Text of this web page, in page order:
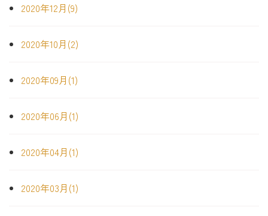
2020年12月(9)
2020年10月(2)
2020年09月(1)
2020年06月(1)
2020年04月(1)
2020年03月(1)